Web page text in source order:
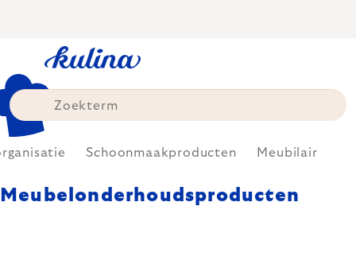
Schoonmaakproducten Meubilair
Meubelonderhoudsproducten